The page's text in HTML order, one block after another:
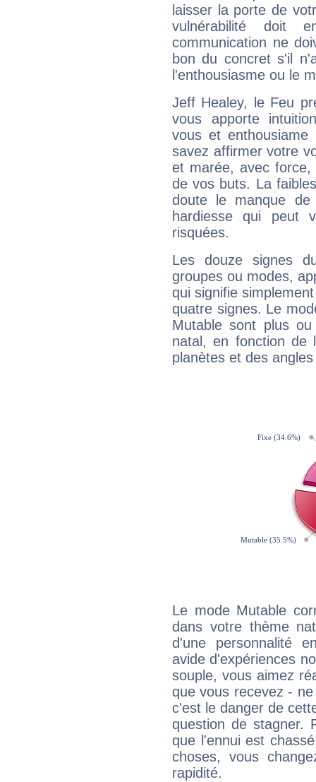
laisser la porte de
vulnérabilité doit
communication ne
bon du concret s'il
l'enthousiasme ou le
Jeff Healey, le Feu
vous apporte
vous et
savez affirmer votre
et marée, avec
de vos buts. La
doute le manque
hardiesse qui peut
risquées.
Les douze signes
groupes ou modes,
qui signifie
quatre signes. Le
Mutable sont plus
natal, en fonction de
planètes et des
Le mode Mutable
dans votre thème
d'une personnalité
avide d'expériences
souple, vous aimez
que vous recevez -
c'est le danger de
question de stagner.
que l'ennui est
choses, vous
rapidité.